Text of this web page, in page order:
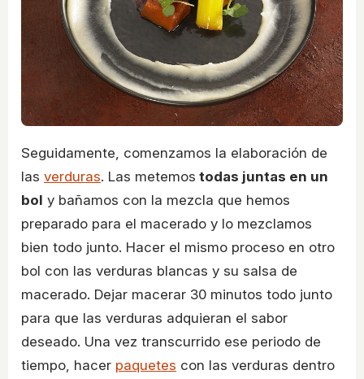
Seguidamente, comenzamos la elaboración de
las verduras. Las metemos todas juntas en un
bol y bañamos con la mezcla que hemos
preparado para el macerado y lo mezclamos
bien todo junto. Hacer el mismo proceso en otro
bol con las verduras blancas y su salsa de
macerado. Dejar macerar 30 minutos todo junto
para que las verduras adquieran el sabor
deseado. Una vez transcurrido ese periodo de
tiempo, hacer paquetes con las verduras dentro